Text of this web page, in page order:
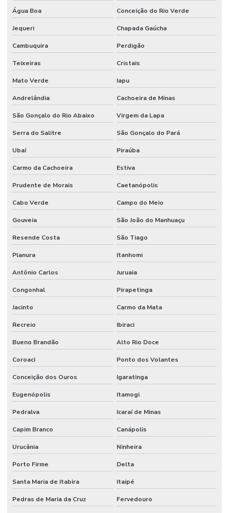
Água Boa Conceição do Rio Verde
Jequeri Chapada Gaúcha
Cambuquira Perdigão
Teixeiras Cristais
Mato Verde Iapu
Andrelândia Cachoeira de Minas
São Gonçalo do Rio Abaixo Virgem da Lapa
Serra do Salitre São Gonçalo do Pará
Ubaí Piraúba
Carmo da Cachoeira Estiva
Prudente de Morais Caetanópolis
Cabo Verde Campo do Meio
Gouveia São João do Manhuaçu
Resende Costa São Tiago
Planura Itanhomi
Antônio Carlos Juruaia
Congonhal Pirapetinga
Jacinto Carmo da Mata
Recreio Ibiraci
Bueno Brandão Alto Rio Doce
Coroaci Ponto dos Volantes
Conceição dos Ouros Igaratinga
Eugenópolis Itamogi
Pedralva Icaraí de Minas
Capim Branco Canápolis
Urucânia Ninheira
Porto Firme Delta
Santa Maria de Itabira Itaipé
Pedras de Maria da Cruz Fervedouro